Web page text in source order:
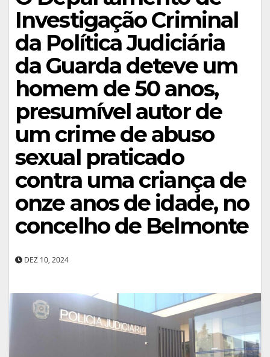
Investigação Criminal
da Política Judiciária
da Guarda deteve um
homem de 50 anos,
presumível autor de
um crime de abuso
sexual praticado
contra uma criança de
onze anos de idade, no
concelho de Belmonte
DEZ 10, 2024